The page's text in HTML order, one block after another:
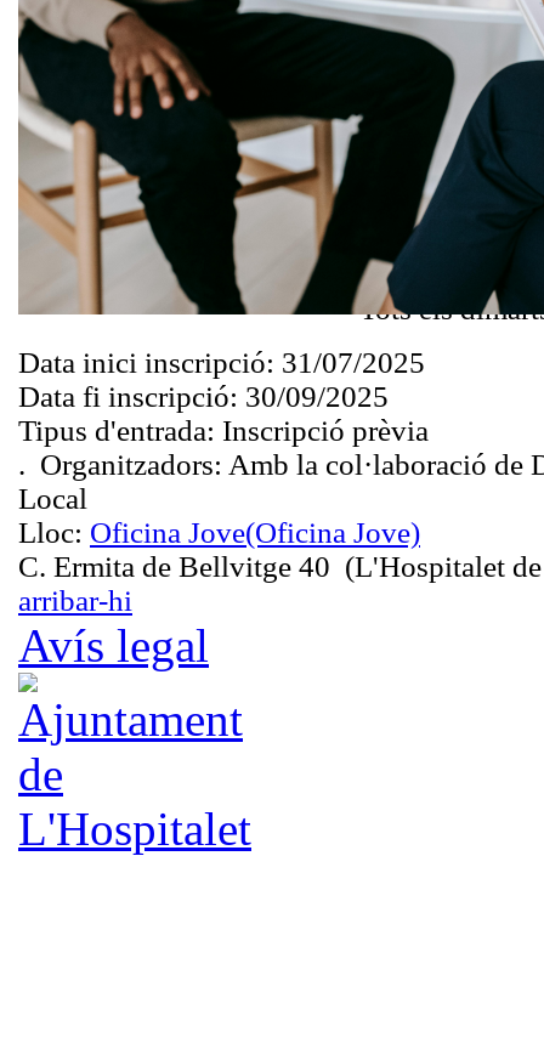
No estàs sol/a
feina! El Club
espai grupal
t’ajudem a
laboral,
preparar
oportunitats.
suma idees!
Tots els
Data inici inscripció: 31/07/2025
Data fi inscripció: 30/09/2025
Tipus d'entrada: Inscripció prèvia
. Organitzadors: Amb la col·laboració de
Local
Lloc: Oficina Jove(Oficina Jove)
C. Ermita de Bellvitge 40 (L'Hospitalet
arribar-hi
Avís legal